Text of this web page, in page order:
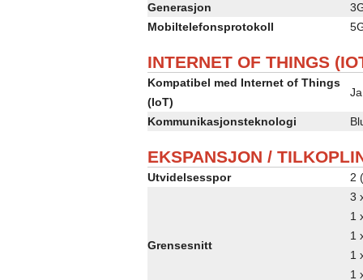
Generasjon
Mobiltelefonsprotokoll
INTERNET OF THINGS
Kompatibel med Internet of Things
(IoT)
Ja
Kommunikasjonsteknologi
EKSPANSJON /
Utvidelsesspor 2
Grensesnitt
3
1
1
1
1